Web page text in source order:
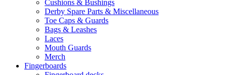
Cushions & Bushings
Derby Spare Parts & Miscellaneous
Toe Caps & Guards
Bags & Leashes
Laces
Mouth Guards
Merch
Fingerboards